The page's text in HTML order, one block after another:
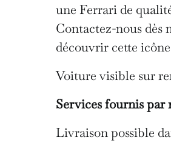
une Ferrari de
Contactez-nous dès
découvrir cette
Voiture visible sur
Services fournis par
Livraison possible